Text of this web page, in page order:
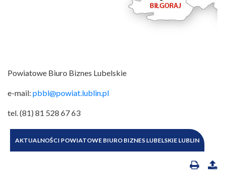
Powiatowe Biuro Biznes Lubelskie
e-mail: pbbl@powiat.lublin.pl
tel. (81) 81 528 67 63
AKTUALNOŚCI POWIATOWE BIURO BIZNES LUBELSKIE LUBLIN